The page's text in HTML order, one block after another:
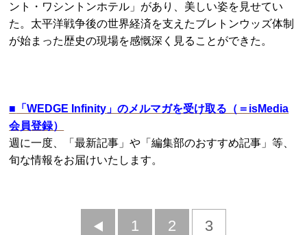
ント・ワシントンホテル」があり、美しい姿を見せてい
た。太平洋戦争後の世界経済を支えたブレトンウッズ体制
が始まった歴史の現場を感慨深く見ることができた。
■ 「WEDGE Infinity」のメルマガを受け取る（＝isMedia
会員登録）
週に一度、「最新記事」や「編集部のおすすめ記事」等、
旬な情報をお届けいたします。
前
1 2 3